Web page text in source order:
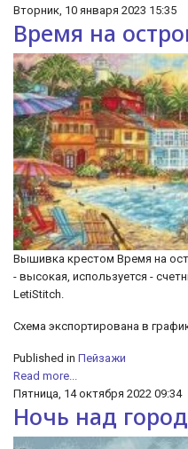
Вторник, 10 января 2023 15:35
Время на
Вышивка крестом Время на
- высокая, используется -
LetiStitch.
Схема экспортирована в
Published in Пейзажи
Read more...
Пятница, 14 октября 2022 09:34
Ночь над